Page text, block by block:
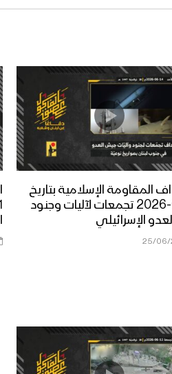
المقاومة الإسلامية بتاريخ
14-06-2026 تجمعات لآليات وجنود
الإسرائيلي
25/06/